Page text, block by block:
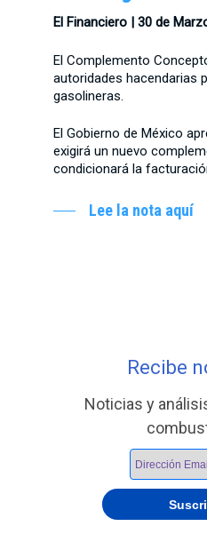
El Financiero |30 de
El Complemento
autoridades hacendarias
gasolineras.
El Gobierno de México
exigirá un nuevo
condicionará la
Lee la nota aquí
Recibe
Noticias y